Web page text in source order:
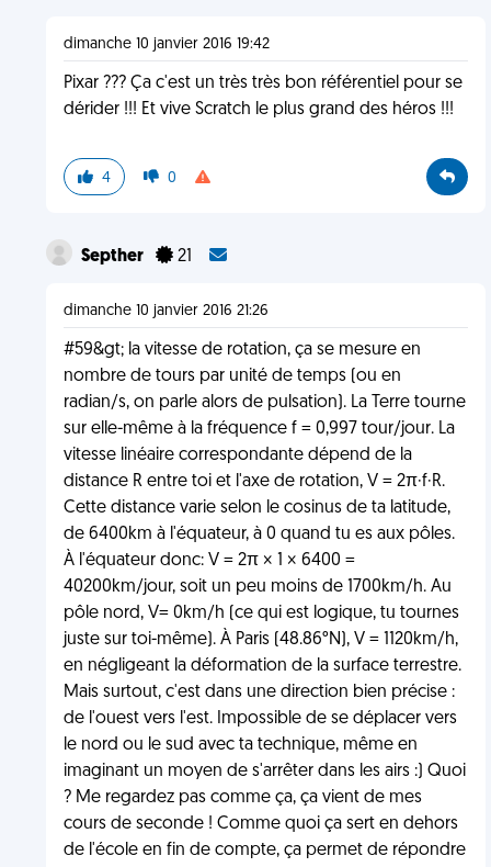
dimanche 10 janvier 2016 19:42
Pixar ??? Ça c'est un très très bon référentiel pour se
dérider !!! Et vive Scratch le plus grand des héros !!!
4 0
Septher 21
dimanche 10 janvier 2016 21:26
#59&gt; la vitesse de rotation, ça se mesure en
nombre de tours par unité de temps (ou en
radian/s, on parle alors de pulsation). La Terre tourne
sur elle-même à la fréquence f = 0,997 tour/jour. La
vitesse linéaire correspondante dépend de la
distance R entre toi et l'axe de rotation, V = 2π·f·R.
Cette distance varie selon le cosinus de ta latitude,
de 6400km à l'équateur, à 0 quand tu es aux pôles.
À l'équateur donc: V = 2π × 1 × 6400 =
40200km/jour, soit un peu moins de 1700km/h. Au
pôle nord, V= 0km/h (ce qui est logique, tu tournes
juste sur toi-même). À Paris (48.86°N), V = 1120km/h,
en négligeant la déformation de la surface terrestre.
Mais surtout, c'est dans une direction bien précise :
de l'ouest vers l'est. Impossible de se déplacer vers
le nord ou le sud avec ta technique, même en
imaginant un moyen de s'arrêter dans les airs :) Quoi
? Me regardez pas comme ça, ça vient de mes
cours de seconde ! Comme quoi ça sert en dehors
de l'école en fin de compte, ça permet de répondre